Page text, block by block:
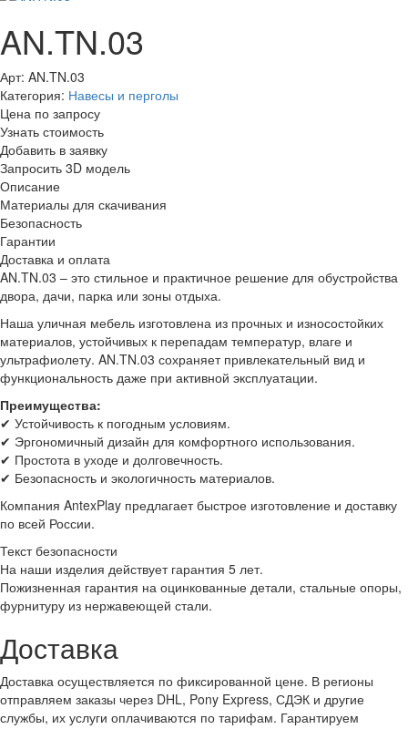
AN.TN.03
Арт: AN.TN.03
Категория: Навесы и перголы
Цена по запросу
Узнать стоимость
Добавить в заявку
Запросить 3D модель
Описание
Материалы для скачивания
Безопасность
Гарантии
Доставка и оплата
AN.TN.03 – это стильное и практичное решение для обустройства
двора, дачи, парка или зоны отдыха.
Наша уличная мебель изготовлена из прочных и износостойких
материалов, устойчивых к перепадам температур, влаге и
ультрафиолету. AN.TN.03 сохраняет привлекательный вид и
функциональность даже при активной эксплуатации.
Преимущества:
✔ Устойчивость к погодным условиям.
✔ Эргономичный дизайн для комфортного использования.
✔ Простота в уходе и долговечность.
✔ Безопасность и экологичность материалов.
Компания AntexPlay предлагает быстрое изготовление и доставку
по всей России.
Текст безопасности
На наши изделия действует гарантия 5 лет.
Пожизненная гарантия на оцинкованные детали, стальные опоры,
фурнитуру из нержавеющей стали.
Доставка
Доставка осуществляется по фиксированной цене. В регионы
отправляем заказы через DHL, Pony Express, СДЭК и другие
службы, их услуги оплачиваются по тарифам. Гарантируем